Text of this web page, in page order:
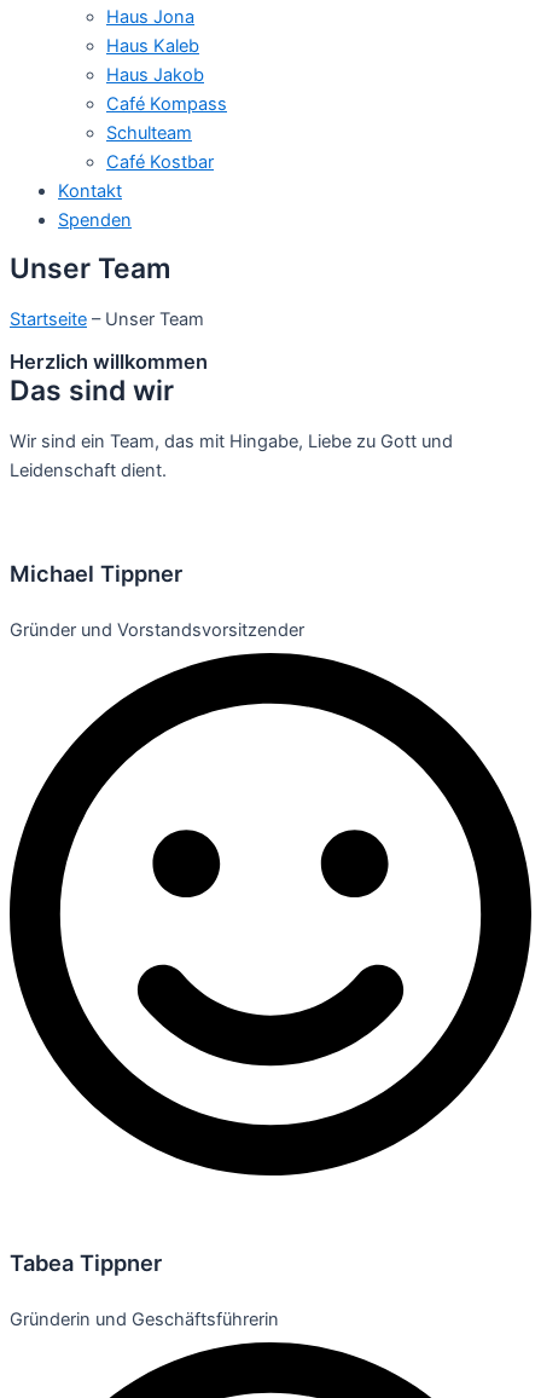
Haus Jona
Haus Kaleb
Haus Jakob
Café Kompass
Schulteam
Café Kostbar
Kontakt
Spenden
Unser Team
Startseite – Unser Team
Herzlich willkommen
Das sind wir
Wir sind ein Team, das mit Hingabe, Liebe zu Gott und
Leidenschaft dient.
Michael Tippner
Gründer und Vorstandsvorsitzender
Tabea Tippner
Gründerin und Geschäftsführerin